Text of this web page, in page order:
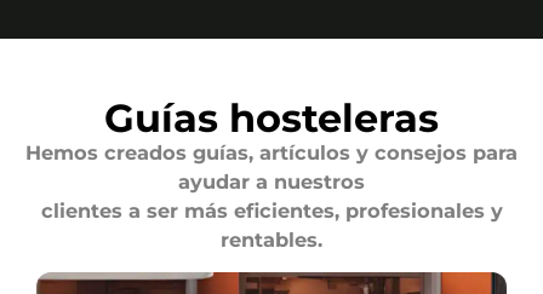
Guías hosteleras
Hemos creados guías, artículos y consejos para
ayudar a nuestros
clientes a ser más eficientes, profesionales y
rentables.